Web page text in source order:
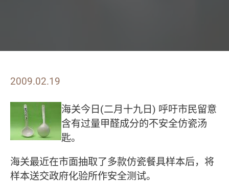
2009.02.19
海关今日(二月十九日) 呼吁市民留意
含有过量甲醛成分的不安全仿瓷汤
匙。
海关最近在市面抽取了多款仿瓷餐具样本后，将
样本送交政府化验所作安全测试。